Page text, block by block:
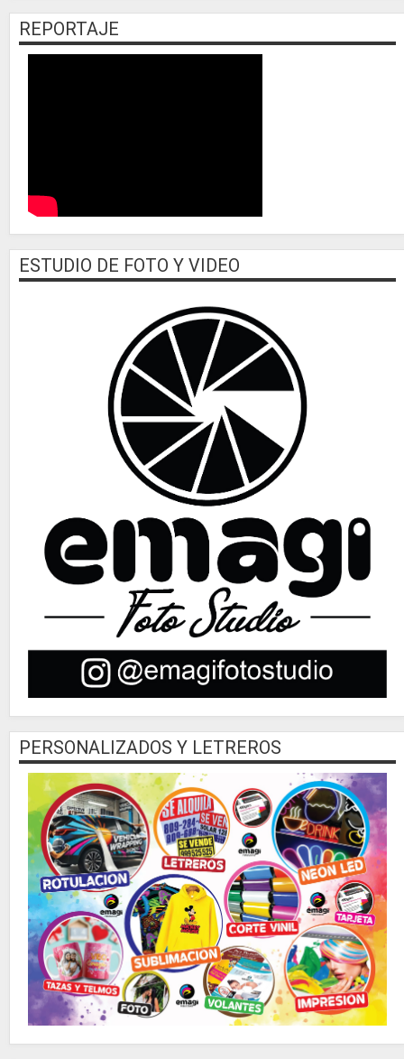
REPORTAJE
ESTUDIO DE FOTO Y VIDEO
PERSONALIZADOS Y LETREROS